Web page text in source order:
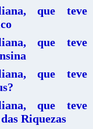
que teve
que teve
que teve
que teve
Riquezas